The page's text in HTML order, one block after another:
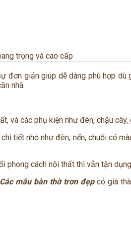
trọng và cao cấp
đơn giản giúp dễ dàng phù hợp
nhà.
và các phụ kiện như đèn, chậu
tiết nhỏ như đèn, nến, chuỗi có
phong cách nội thất thì vẫn tận
Các mẫu bàn thờ trơn đẹpcó giá